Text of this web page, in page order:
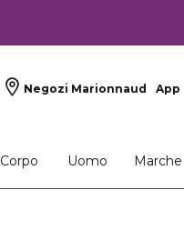
Negozi Marionnaud App
Corpo Uomo Marche